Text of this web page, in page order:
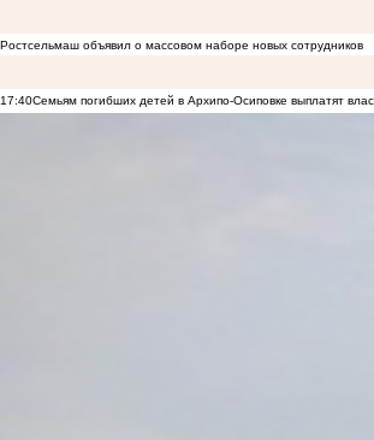
Ростсельмаш объявил о массовом наборе новых сотрудников
17:40Семьям погибших детей в Архипо-Осиповке выплатят